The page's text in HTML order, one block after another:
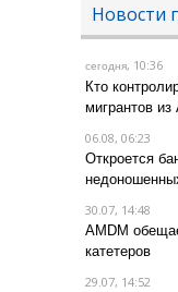
Новости
сегодня, 10:36
Кто
мигрантов из
06.08, 06:23
Откроется
30.07, 14:48
AMDM
катетеров
29.07, 14:52